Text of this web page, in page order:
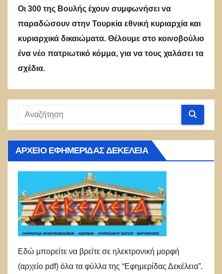
Οι 300 της Βουλής έχουν συμφωνήσει να
παραδώσουν στην Τουρκία εθνική κυριαρχία και
κυριαρχικά δικαιώματα. Θέλουμε στο κοινοβούλιο
ένα νέο πατριωτικό κόμμα, για να τους χαλάσει τα
σχέδια.
ΑΡΧΕΊΟ ΕΦΗΜΕΡΊΔΑΣ ΔΕΚΈΛΕΙΑ
Εδώ μπορείτε να βρείτε σε ηλεκτρονική μορφή
(αρχείο pdf) όλα τα φύλλα της “Εφημερίδας Δεκέλεια”.